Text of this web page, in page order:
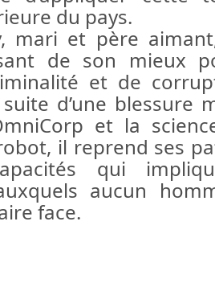
du pays.
mari et père
de son mieux
et de
d’une blessure
et la
il reprend ses
qui
aucun
face.